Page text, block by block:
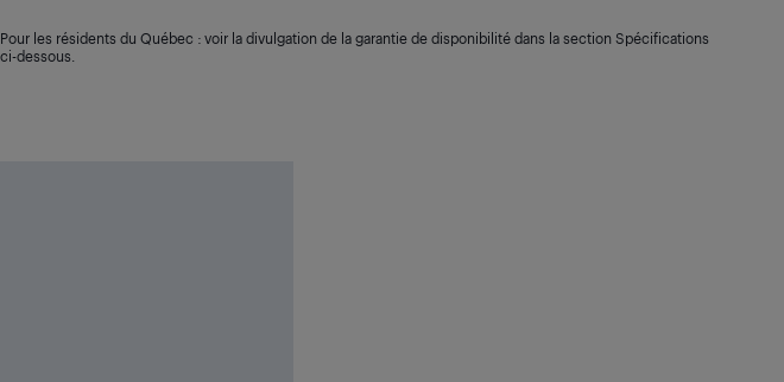
Pour les résidents du Québec : voir la divulgation de la garantie de disponibilité dans la section Spécifications
ci-dessous.